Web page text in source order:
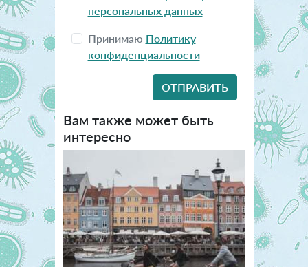
персональных данных
Принимаю Политику
конфиденциальности
Вам также может быть
интересно